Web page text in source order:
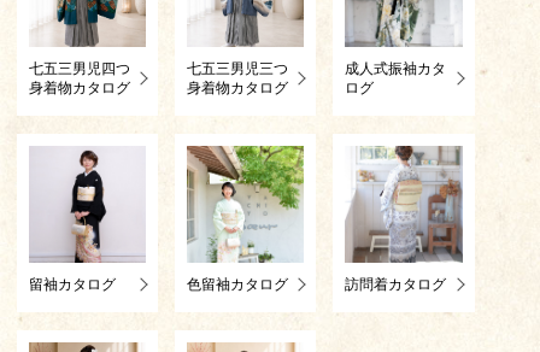
七五三男児四つ
身着物カタログ
七五三男児三つ
身着物カタログ
成人式振袖カタ
ログ
留袖カタログ 色留袖カタログ 訪問着カタログ